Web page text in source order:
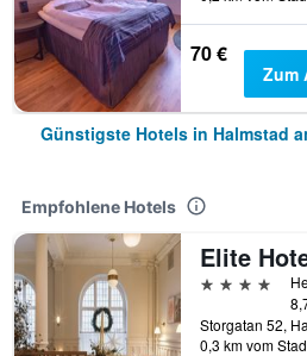
70 €
Zum
Günstigste Hotels in Halmstad
Empfohlene Hotels
4 Sterne
0,3 km vom